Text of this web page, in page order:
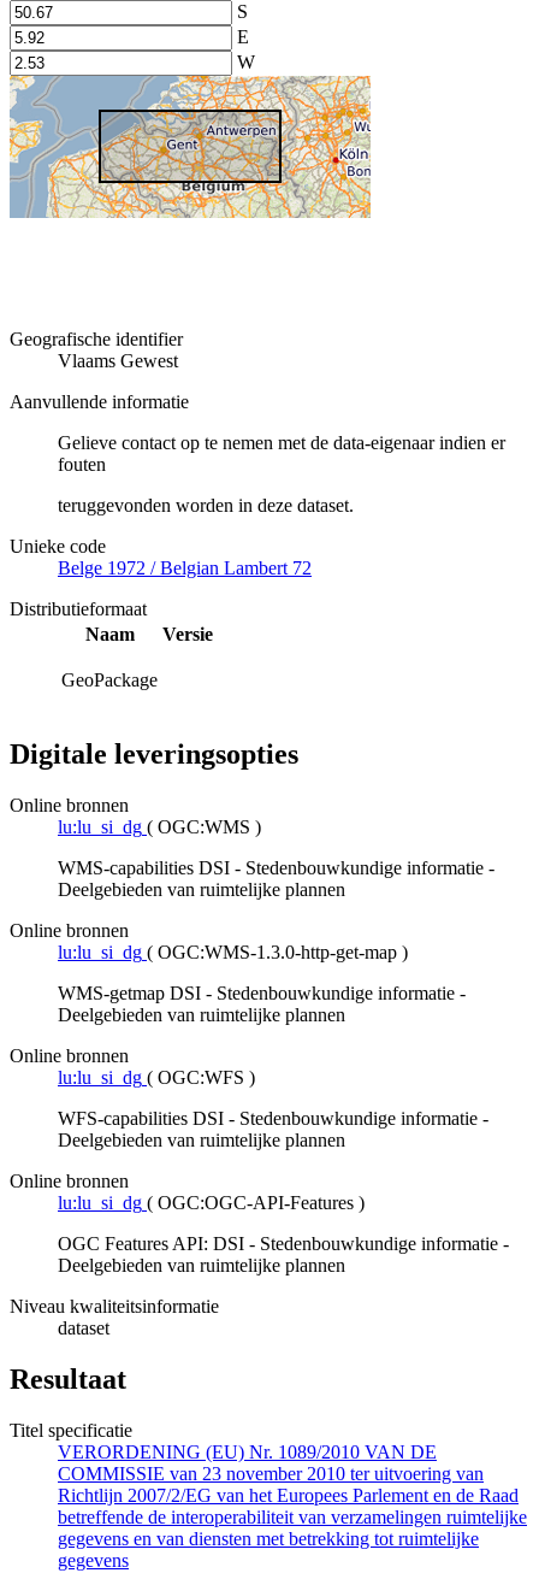
S
E
W
Geografische identifier
Vlaams Gewest
Aanvullende informatie
Gelieve contact op te nemen met de data-eigenaar indien er
fouten
teruggevonden worden in deze dataset.
Unieke code
Belge 1972 / Belgian Lambert 72
Distributieformaat
Naam
Versie
GeoPackage
Digitale leveringsopties
Online bronnen
lu:lu_si_dg ( OGC:WMS )
WMS-capabilities DSI - Stedenbouwkundige informatie -
Deelgebieden van ruimtelijke plannen
Online bronnen
lu:lu_si_dg ( OGC:WMS-1.3.0-http-get-map )
WMS-getmap DSI - Stedenbouwkundige informatie -
Deelgebieden van ruimtelijke plannen
Online bronnen
lu:lu_si_dg ( OGC:WFS )
WFS-capabilities DSI - Stedenbouwkundige informatie -
Deelgebieden van ruimtelijke plannen
Online bronnen
lu:lu_si_dg ( OGC:OGC-API-Features )
OGC Features API: DSI - Stedenbouwkundige informatie -
Deelgebieden van ruimtelijke plannen
Niveau kwaliteitsinformatie
dataset
Resultaat
Titel specificatie
VERORDENING (EU) Nr. 1089/2010 VAN DE
COMMISSIE van 23 november 2010 ter uitvoering van
Richtlijn 2007/2/EG van het Europees Parlement en de Raad
betreffende de interoperabiliteit van verzamelingen ruimtelijke
gegevens en van diensten met betrekking tot ruimtelijke
gegevens